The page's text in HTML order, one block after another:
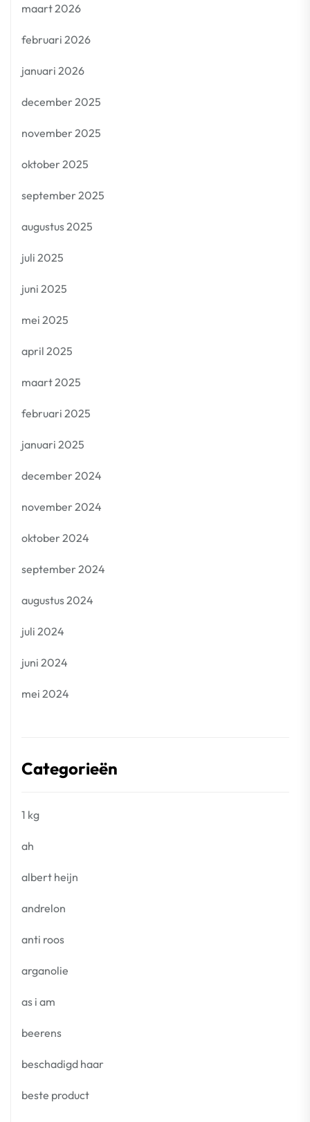
maart 2026
februari 2026
januari 2026
december 2025
november 2025
oktober 2025
september 2025
augustus 2025
juli 2025
juni 2025
mei 2025
april 2025
maart 2025
februari 2025
januari 2025
december 2024
november 2024
oktober 2024
september 2024
augustus 2024
juli 2024
juni 2024
mei 2024
Categorieën
1 kg
ah
albert heijn
andrelon
anti roos
arganolie
as i am
beerens
beschadigd haar
beste product